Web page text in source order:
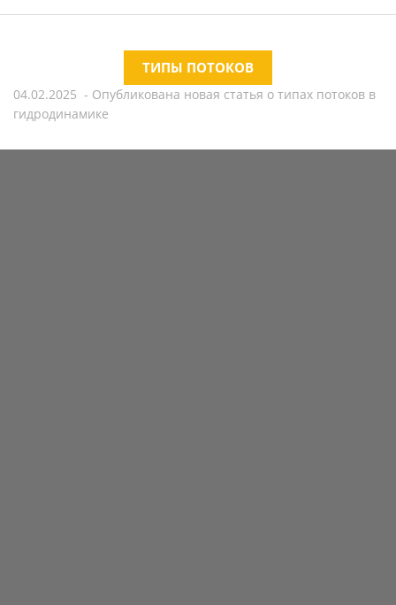
ТИПЫ ПОТОКОВ
04.02.2025 - Опубликована новая статья о типах потоков в
гидродинамике